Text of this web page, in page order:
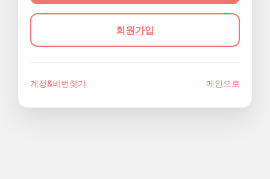
회원가입
계정&비번찾기 메인으로